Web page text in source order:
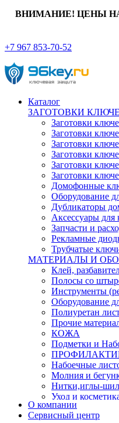
ВНИМАНИЕ! ЦЕНЫ
+7 967 853-70-52
Каталог
ЗАГОТОВКИ
Заготовки
Заготовки
Заготовки
Заготовки
Заготовки
Заготовки
Домофонные
Оборудование
Дубликаторы
Аксессуары для
Запчасти и
Рекламные
Трубчатые
МАТЕРИАЛЫ И
Клей,
Полосы со
Инструменты
Оборудование
Полиуретан
Прочие
КОЖА
Подметки и
Набоечные
Молния и
Нитки,иглы-
Уход и
Кнопки
Пряжки для
О компании
Сервисный центр